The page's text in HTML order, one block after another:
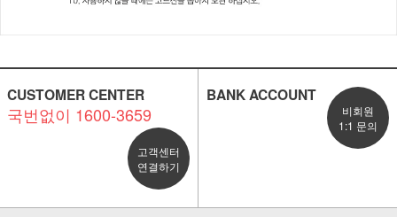
CUSTOMER CENTER
국번없이 1600-3659
고객센터
연결하기
BANK ACCOUNT
비회원
1:1 문의